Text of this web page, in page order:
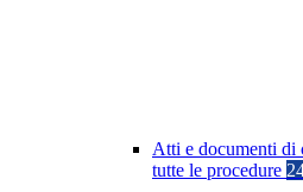
Atti e documenti di
tutte le procedure